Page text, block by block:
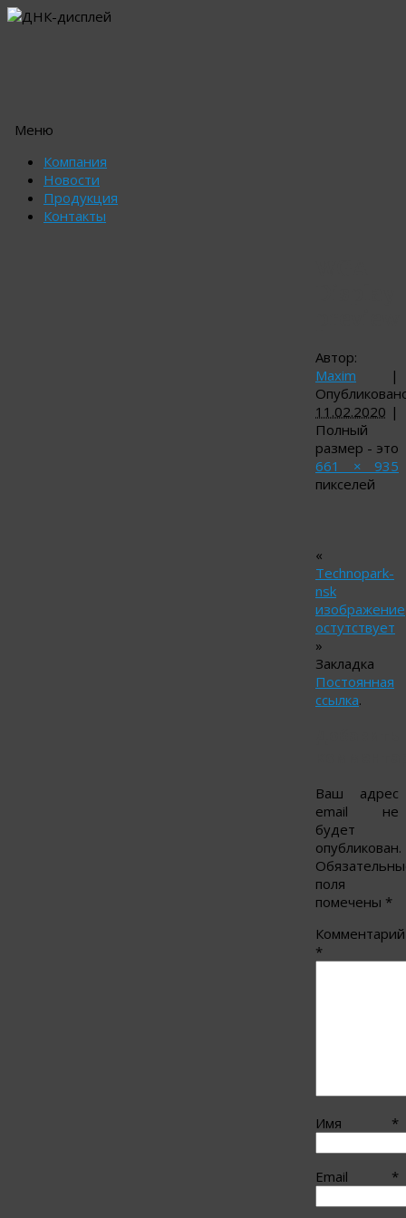
Меню
Перейти
содержимому
Компания
Новости
Продукция
Контакты
Автор:
Maxim
|
11.02.2020 |
Полный
размер - это
661 × 935
пикселей
«
Technopark-
nsk
изображение
остутствует
»
Закладка
Постоянная
ссылка.
Ваш адрес
email не
будет
опубликован.
поля
помечены *
Комментарий
*
Имя *
Email *